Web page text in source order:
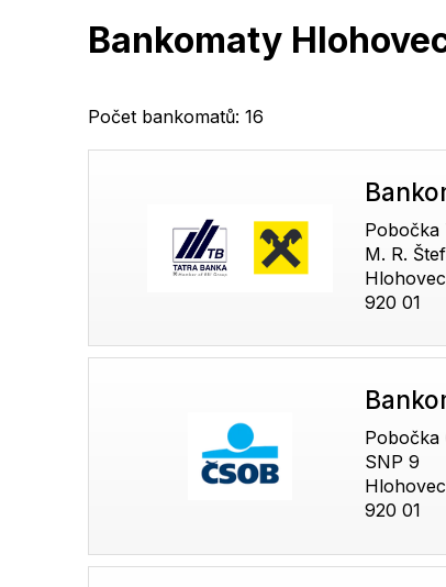
Bankomaty
Počet bankomatů: 16
Pobočka
M. R.
Hlohovec
920 01
Pobočka
SNP 9
Hlohovec
920 01